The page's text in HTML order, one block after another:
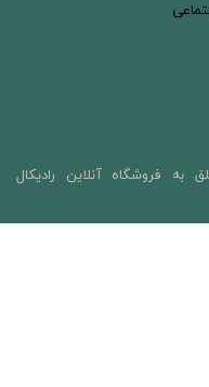
فروشگاه آنلاین رادیکال